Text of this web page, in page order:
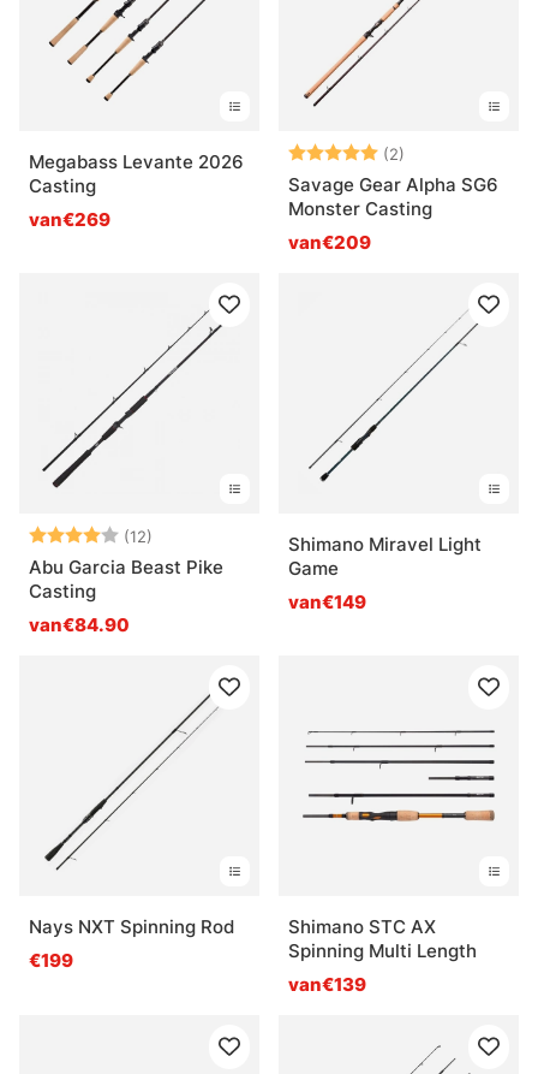
Megabass Levante 2026
Casting
van€269
Beoordeling:
(2)
Savage Gear Alpha SG6
Monster Casting
van€209
Beoordeling:
(12)
Abu Garcia Beast Pike
Casting
van€84.90
Shimano Miravel Light
Game
van€149
Nays NXT Spinning Rod
€199
Shimano STC AX
Spinning Multi Length
van€139